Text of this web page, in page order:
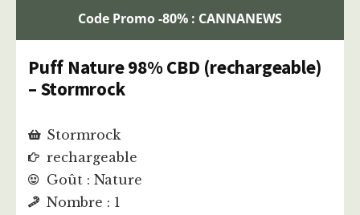
Code Promo -80% : CANNANEWS
Puff Nature 98% CBD (rechargeable)
– Stormrock
Stormrock
rechargeable
Goût : Nature
Nombre : 1